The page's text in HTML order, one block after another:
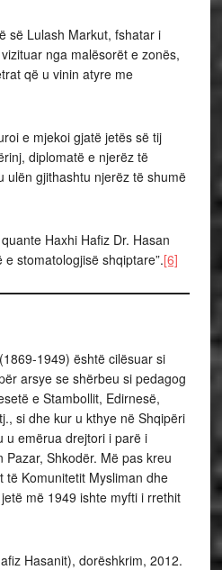
së Lulash Markut, fshatar i
nga malësorët e zonës,
që u vinin atyre me
e mjekoi gjatë jetës së tij
diplomatë e njerëz të
ulën gjithashtu njerëz të shumë
Haxhi Hafiz Dr. Hasan
e stomatologjisë shqiptare”.[6]
1949) është cilësuar si
arsye se shërbeu si pedagog
e Stambollit, Edirnesë,
si dhe kur u kthye në Shqipëri
u emërua drejtori i parë i
Shkodër. Më pas kreu
të Komunitetit Mysliman dhe
më 1949 ishte myfti i rrethit
Hasanit), dorëshkrim, 2012.